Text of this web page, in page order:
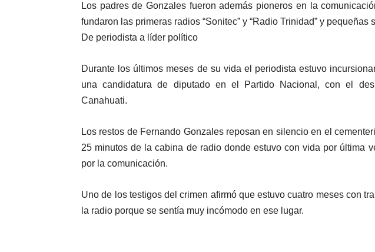
Los padres de Gonzales fueron además pioneros en la
fundaron las primeras radios “Sonitec” y “Radio Trinidad” y pequeñas
De periodista a líder político
Durante los últimos meses de su vida el periodista estuvo
una candidatura de diputado en el Partido Nacional, con el
Canahuati.
Los restos de Fernando Gonzales reposan en silencio en el
25 minutos de la cabina de radio donde estuvo con vida por última
por la comunicación.
Uno de los testigos del crimen afirmó que estuvo cuatro meses con
la radio porque se sentía muy incómodo en ese lugar.